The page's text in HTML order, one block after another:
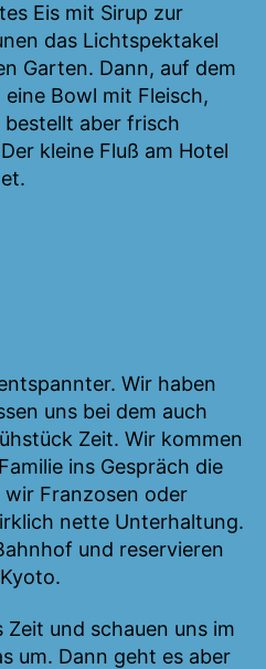
Eis mit Sirup zur
das Lichtspektakel
Garten. Dann, auf dem
Bowl mit Fleisch,
aber frisch
kleine Fluß am Hotel
Wir haben
uns bei dem auch
Zeit. Wir kommen
ins Gespräch die
Franzosen oder
nette Unterhaltung.
und reservieren
und schauen uns im
um. Dann geht es aber